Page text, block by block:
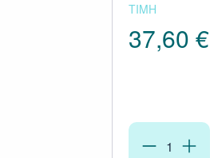
ΤΙΜΗ
37,60 €